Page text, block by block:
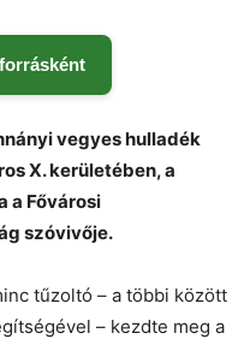
vegyes hulladék
X. kerületében, a
a Fővárosi
szóvivője.
tűzoltó – a többi között
– kezdte meg a